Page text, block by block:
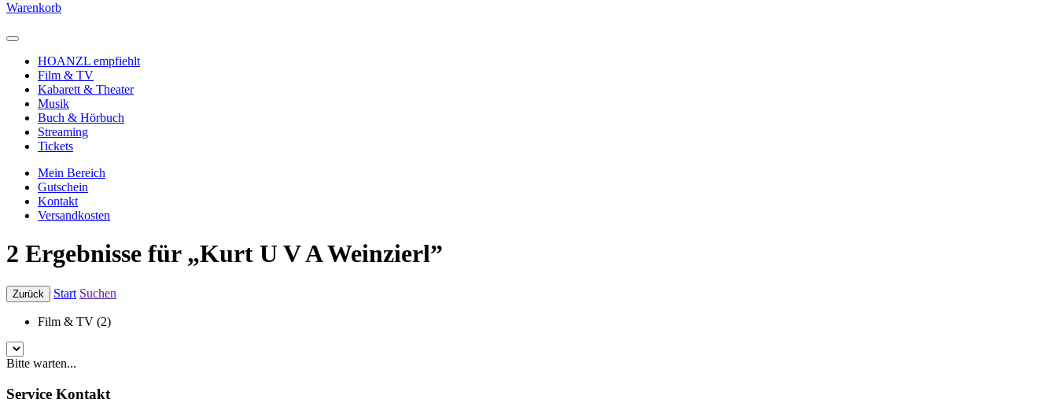
Warenkorb
HOANZL empfiehlt
Film & TV
Kabarett & Theater
Musik
Buch & Hörbuch
Streaming
Tickets
Mein Bereich
Gutschein
Kontakt
Versandkosten
2 Ergebnisse für „Kurt U V A Weinzierl”
Zurück Start Suchen
Film & TV (2)
Bitte warten...
Service Kontakt